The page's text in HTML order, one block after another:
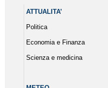
ATTUALITA’
Politica
Economia e Finanza
Scienza e medicina